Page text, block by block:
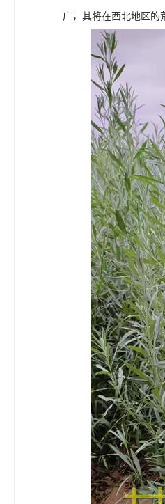
广，其将在西北地区的